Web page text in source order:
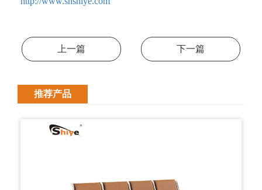
上一篇 下一篇
推荐产品